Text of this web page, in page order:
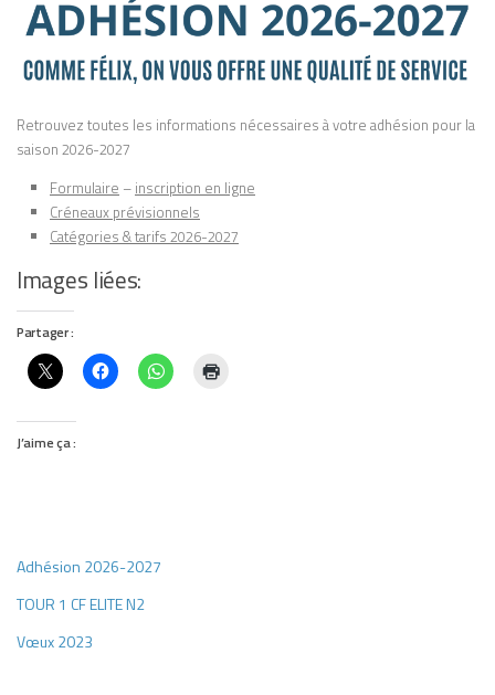
Retrouvez toutes les informations nécessaires à votre adhésion pour la
saison 2026-2027
Formulaire – inscription en ligne
Créneaux prévisionnels
Catégories & tarifs 2026-2027
Images liées:
Partager :
J’aime ça :
Adhésion 2026-2027
TOUR 1 CF ELITE N2
Vœux 2023